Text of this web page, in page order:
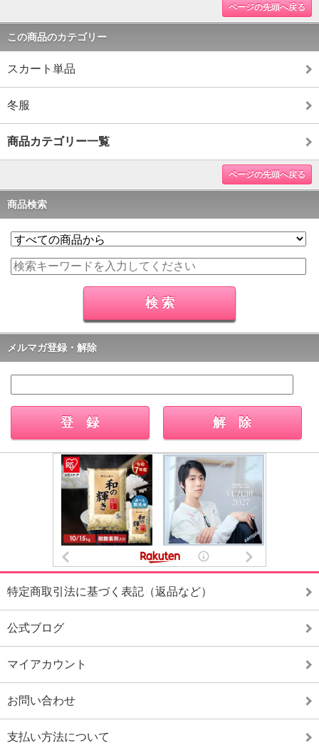
ページの先頭へ戻る
この商品のカテゴリー
スカート単品
冬服
商品カテゴリー一覧
ページの先頭へ戻る
商品検索
メルマガ登録・解除
特定商取引法に基づく表記（返品など）
公式ブログ
マイアカウント
お問い合わせ
支払い方法について